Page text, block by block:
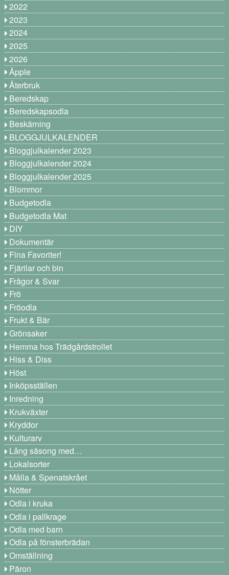
2022
2023
2024
2025
2026
Äpple
Återbruk
Beredskap
Beredskapsodla
Beskärning
BLOGGJULKALENDER
Bloggjulkalender 2023
Bloggjulkalender 2024
Bloggjulkalender 2025
Blommor
Budgetodla
Budgetodla Mat
DIY
Dokumentär
Fina Favoriter!
Fjärilar och bin
Frågor & Svar
Frö
Fröodla
Frukt & Bär
Grönsaker
Hemma hos Trädgårdstrollet
Hiss & Diss
Höst
Inköpsställen
Inredning
Krukväxter
Kryddor
Kulturarv
Lång säsong med…
Lokalsorter
Målla & Spenatskrået
Nötter
Odla i kruka
Odla i pallkrage
Odla med barn
Odla på fönsterbrädan
Omställning
Päron